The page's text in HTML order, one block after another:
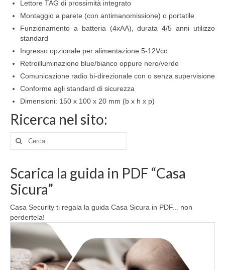
Lettore TAG di prossimità integrato
Montaggio a parete (con antimanomissione) o portatile
Funzionamento a batteria (4xAA), durata 4/5 anni utilizzo
standard
Ingresso opzionale per alimentazione 5-12Vcc
Retroilluminazione blue/bianco oppure nero/verde
Comunicazione radio bi-direzionale con o senza supervisione
Conforme agli standard di sicurezza
Dimensioni: 150 x 100 x 20 mm (b x h x p)
Ricerca nel sito:
Cerca:
Scarica la guida in PDF “Casa
Sicura”
Casa Security ti regala la guida Casa Sicura in PDF... non
perdertela!